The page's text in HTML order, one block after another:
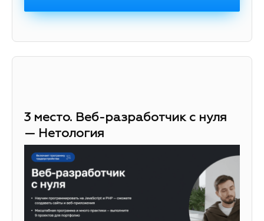
3 место. Веб-разработчик с нуля
— Нетология